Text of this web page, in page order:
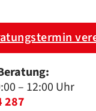
– 12:00 Uhr
287